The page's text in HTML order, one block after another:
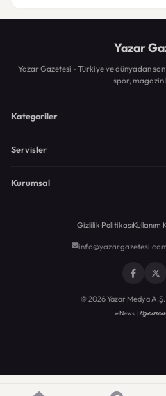
Yazar
Yazar Gazetesi - Türkiye ve dünyadan
spor,
Kategoriler
Servisler
Kurumsal
Gizlilik PolitikasıKullanım
© 2026 Yazar Medya A.Ş.
eNews |